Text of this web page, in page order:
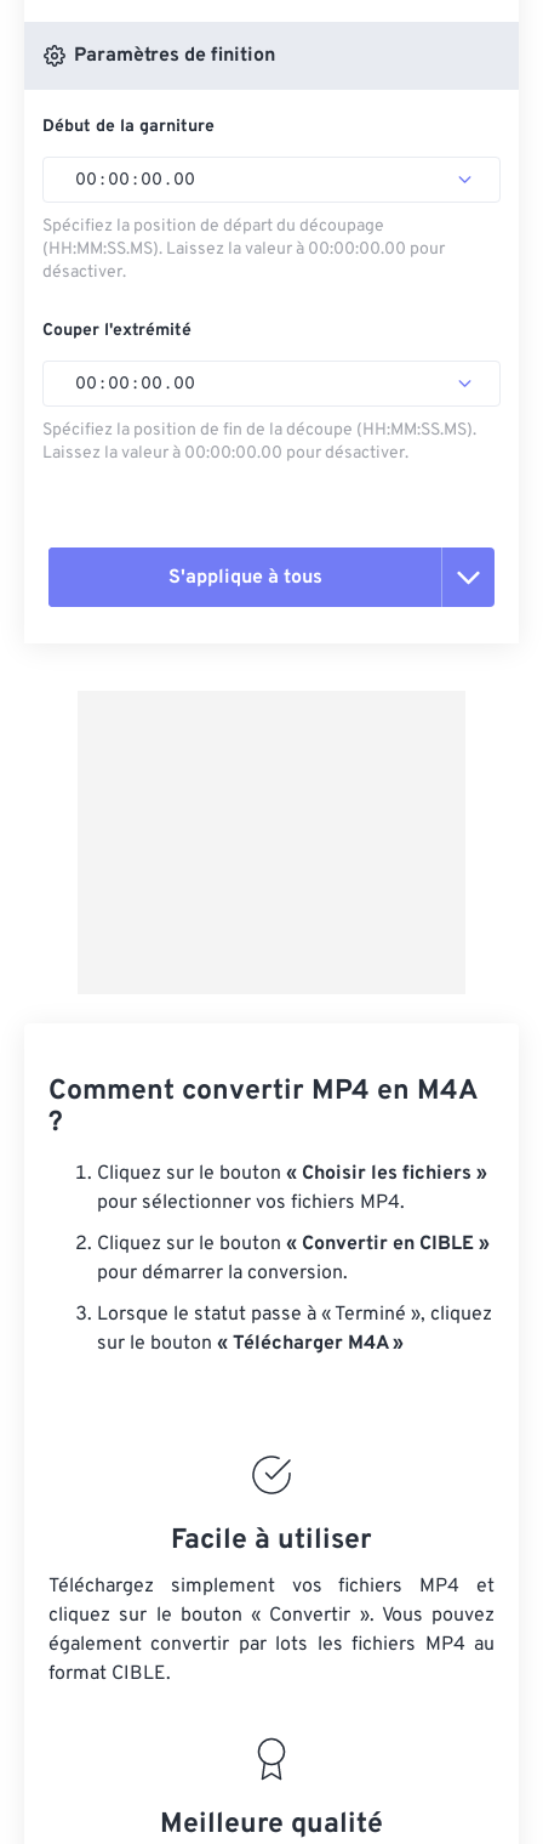
Paramètres de finition
Début de la garniture
00 : 00 : 00 . 00
Spécifiez la position de départ du découpage
(HH:MM:SS.MS). Laissez la valeur à 00:00:00.00 pour
désactiver.
Couper l'extrémité
00 : 00 : 00 . 00
Spécifiez la position de fin de la découpe (HH:MM:SS.MS).
Laissez la valeur à 00:00:00.00 pour désactiver.
S'applique à tous
Comment convertir MP4 en M4A
?
Cliquez sur le bouton « Choisir les fichiers »
pour sélectionner vos fichiers MP4.
Cliquez sur le bouton « Convertir en CIBLE »
pour démarrer la conversion.
Lorsque le statut passe à « Terminé », cliquez
sur le bouton « Télécharger M4A »
Facile à utiliser
Téléchargez simplement vos fichiers MP4 et
cliquez sur le bouton « Convertir ». Vous pouvez
également convertir par lots les fichiers MP4au
format CIBLE.
Meilleure qualité